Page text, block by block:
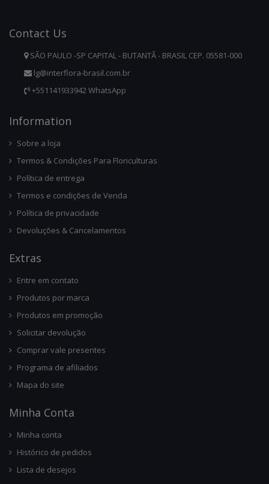
Contact Us
SÃO PAULO -SP CAPITAL - BUTANTÃ - BRASIL CEP. 05581-000
lg@interflora-brasil.com.br
+551141933942 WhatsApp
InforMation
Sobre a loja
Termos & Condições Para Floriculturas
Política de entrega
Termos e condições de Venda
Política de privacidade
Devoluções & Cancelamentos
ExtRas
Entre em contato
Produtos por marca
Produtos em promoção
Solicitar devolução
Comprar vale presentes
Programa de afiliados
Mapa do site
Minha Conta
Minha conta
Histórico de pedidos
Lista de desejos